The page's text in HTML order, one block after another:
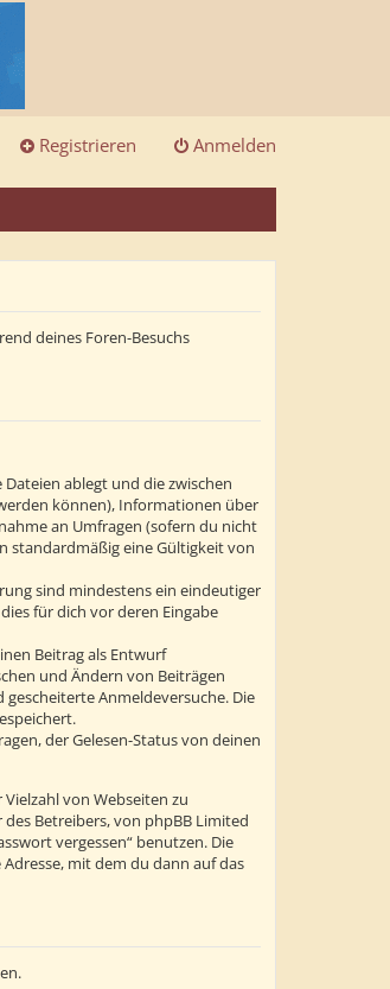
Anmelden
Registrieren
deines Foren-Besuchs
ablegt und die zwischen
können), Informationen über
an Umfragen (sofern du nicht
standardmäßig eine Gültigkeit von
sind mindestens ein eindeutiger
für dich vor deren Eingabe
Beitrag als Entwurf
und Ändern von Beiträgen
Anmeldeversuche. Die
der Gelesen-Status von deinen
von Webseiten zu
Betreibers, von phpBB Limited
vergessen“ benutzen. Die
mit dem du dann auf das